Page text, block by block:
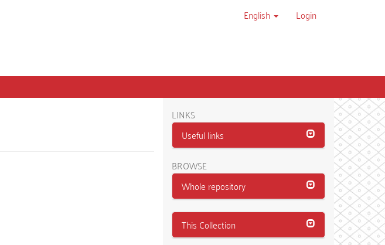
English Login
LINKS
Useful links
BROWSE
Whole repository
This Collection